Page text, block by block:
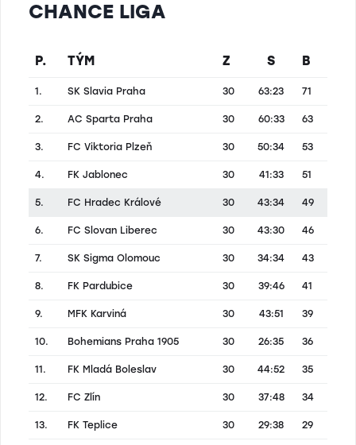
základní části
základní části Chance Ligy, 29. kolo sehrají
Votroci na hřišti Slovácka v sobotu 11. dubna
od 18:00. Domácí zápas s pražskou Slavií
část uzavře Hradec v Teplicích, kde se
CHANCE LIGA
P. TÝM Z S B
1. SK Slavia Praha 30 63:23 71
2. AC Sparta Praha 30 60:33 63
3. FC Viktoria Plzeň 30 50:34 53
4. FK Jablonec 30 41:33 51
5. FC Hradec Králové 30 43:34 49
6. FC Slovan Liberec 30 43:30 46
7. SK Sigma Olomouc 30 34:34 43
8. FK Pardubice 30 39:46 41
9. MFK Karviná 30 43:51 39
10. Bohemians Praha 1905 30 26:35 36
11. FK Mladá Boleslav 30 44:52 35
12. FC Zlín 30 37:48 34
13. FK Teplice 30 29:38 29